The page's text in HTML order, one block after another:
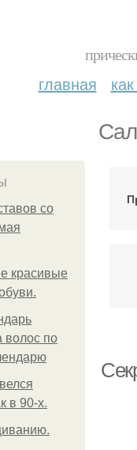
главная
со
красивые
волос по
в 90-х.